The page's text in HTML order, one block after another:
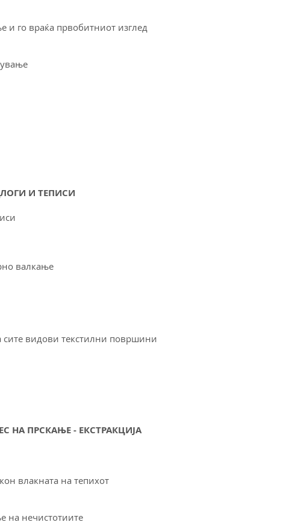
и го враќа првобитниот изглед
И ТЕПИСИ
валкање
сите видови текстилни површини
НА ПРСКАЊЕ - ЕКСТРАКЦИЈА
влакната на тепихот
на нечистотиите